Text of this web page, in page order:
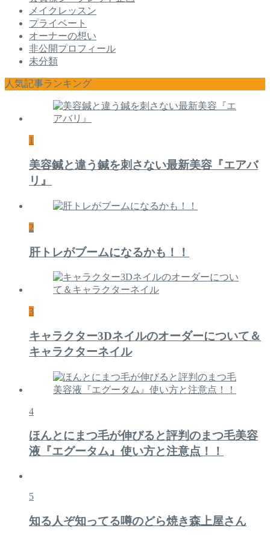
メイクレッスン
プライベート
オーナーの想い
非公開プロフィール
未分類
人気記事ランキング
1
美容鍼と違う鍼を刺さない最新美容『エアバ
リ』
2
肝トレがブームになるかも！！
3
キャラクター3Dネイルのオーダーについて＆
キャラクターネイル
4
ほんとにまつ毛が伸びると評判のまつ毛美容
液『エグータム』使い方と注意点！！
5
知る人ぞ知ってる噂のどら焼き森上屋さん